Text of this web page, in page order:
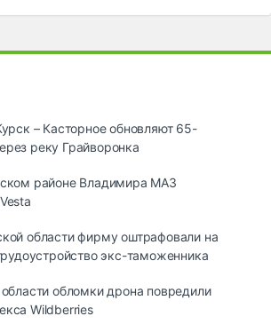
– Касторное обновляют 65-
реку Грайворонка
районе Владимира МАЗ
области фирму оштрафовали на
экс-таможенника
обломки дрона повредили
Wildberries